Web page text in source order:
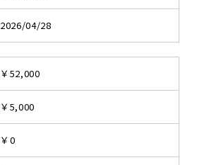
2026/04/28
￥52,000
￥5,000
￥0